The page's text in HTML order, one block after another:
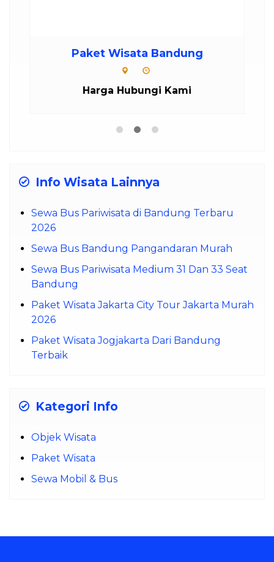
Paket Wisata Bandung
Harga Hubungi Kami
Info Wisata Lainnya
Sewa Bus Pariwisata di Bandung Terbaru
2026
Sewa Bus Bandung Pangandaran Murah
Sewa Bus Pariwisata Medium 31 Dan 33 Seat
Bandung
Paket Wisata Jakarta City Tour Jakarta Murah
2026
Paket Wisata Jogjakarta Dari Bandung
Terbaik
Kategori Info
Objek Wisata
Paket Wisata
Sewa Mobil & Bus